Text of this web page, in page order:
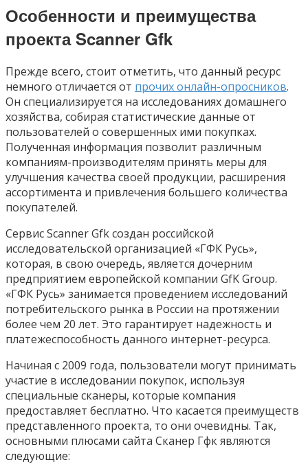
Особенности и преимущества
проекта Scanner Gfk
Прежде всего, стоит отметить, что данный ресурс
немного отличается от прочих онлайн-опросников.
Он специализируется на исследованиях домашнего
хозяйства, собирая статистические данные от
пользователей о совершенных ими покупках.
Полученная информация позволит различным
компаниям-производителям принять меры для
улучшения качества своей продукции, расширения
ассортимента и привлечения большего количества
покупателей.
Сервис Scanner Gfk создан российской
исследовательской организацией «ГФК Русь»,
которая, в свою очередь, является дочерним
предприятием европейской компании GfK Group.
«ГФК Русь» занимается проведением исследований
потребительского рынка в России на протяжении
более чем 20 лет. Это гарантирует надежность и
платежеспособность данного интернет-ресурса.
Начиная с 2009 года, пользователи могут принимать
участие в исследовании покупок, используя
специальные сканеры, которые компания
предоставляет бесплатно. Что касается преимуществ
представленного проекта, то они очевидны. Так,
основными плюсами сайта Сканер Гфк являются
следующие: